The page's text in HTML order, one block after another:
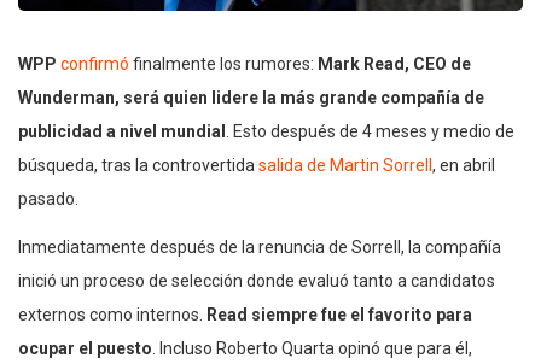
WPP confirmó finalmente los rumores: Mark Read, CEO de
Wunderman, será quien lidere la más grande compañía de
publicidad a nivel mundial
. Esto después de 4 meses y medio de
búsqueda, tras la controvertida salida de Martin Sorrell , en abril
pasado.
Inmediatamente después de la renuncia de Sorrell, la compañía
inició un proceso de selección donde evaluó tanto a candidatos
externos como internos.
Read siempre fue el favorito para
ocupar el puesto . Incluso Roberto Quarta opinó que para él,